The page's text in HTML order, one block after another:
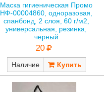
Маска гигиеническая Промо
НФ-00004860, одноразовая,
спанбонд, 2 слоя, 60 г/м2,
универсальная, резинка,
черный
20
Наличие